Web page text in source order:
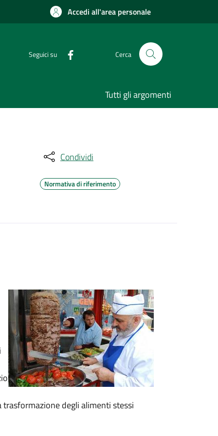
Accedi all'area personale
Seguici su Cerca
Tutti gli argomenti
Condividi
Normativa di riferimento
trasformazione degli alimenti stessi